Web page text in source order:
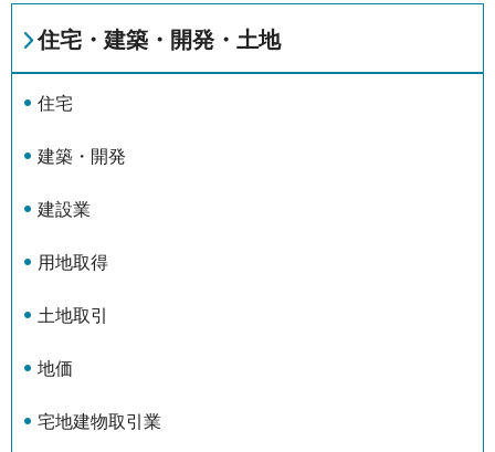
住宅・建築・開発・土地
住宅
建築・開発
建設業
用地取得
土地取引
地価
宅地建物取引業